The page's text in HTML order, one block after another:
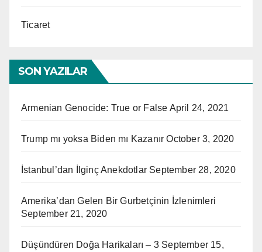
Ticaret
SON YAZILAR
Armenian Genocide: True or False April 24, 2021
Trump mı yoksa Biden mı Kazanır October 3, 2020
İstanbul’dan İlginç Anekdotlar September 28, 2020
Amerika’dan Gelen Bir Gurbetçinin İzlenimleri
September 21, 2020
Düşündüren Doğa Harikaları – 3 September 15,